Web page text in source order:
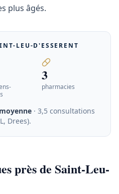
plus âgés.
LEU-D'ESSERENT
3
pharmacies
· 3,5 consultations
Drees).
près de Saint-Leu-